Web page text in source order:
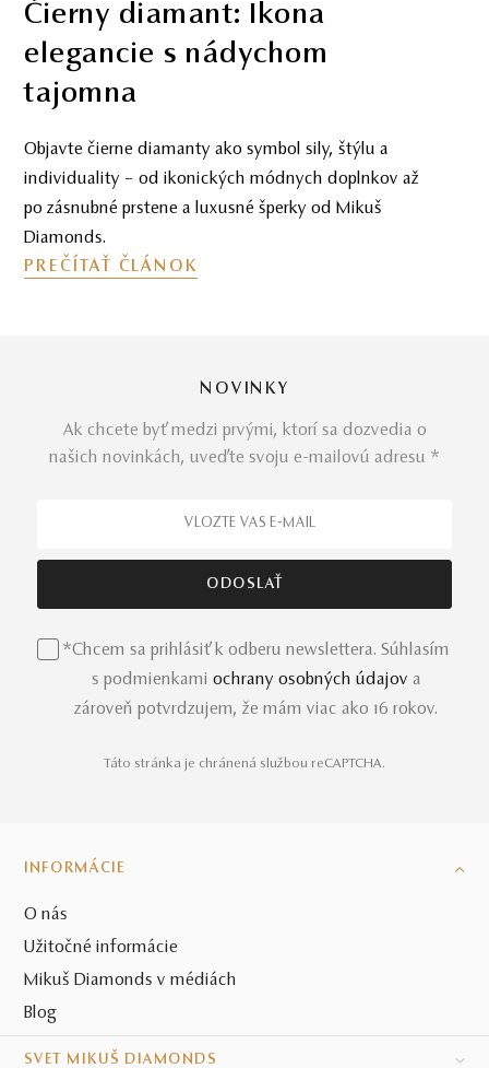
Čierny diamant: Ikona
elegancie s nádychom
tajomna
Objavte čierne diamanty ako symbol sily, štýlu a
individuality – od ikonických módnych doplnkov až
po zásnubné prstene a luxusné šperky od Mikuš
Diamonds.
PREČÍTAŤ ČLÁNOK
NOVINKY
Ak chcete byť medzi prvými, ktorí sa dozvedia o
našich novinkách, uveďte svoju e-mailovú adresu *
*Chcem sa prihlásiť k odberu newslettera. Súhlasím
s podmienkami ochrany osobných údajov a
zároveň potvrdzujem, že mám viac ako 16 rokov.
Táto stránka je chránená službou reCAPTCHA.
INFORMÁCIE
O nás
Užitočné informácie
Mikuš Diamonds v médiách
Blog
SVET MIKUŠ DIAMONDS